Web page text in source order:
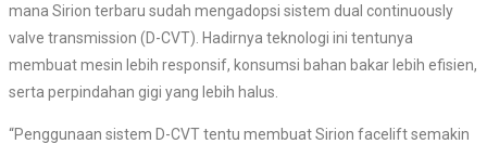
mana Sirion terbaru sudah mengadopsi sistem dual continuously
valve transmission (D-CVT). Hadirnya teknologi ini tentunya
membuat mesin lebih responsif, konsumsi bahan bakar lebih efisien,
serta perpindahan gigi yang lebih halus.
“Penggunaan sistem D-CVT tentu membuat Sirion facelift semakin